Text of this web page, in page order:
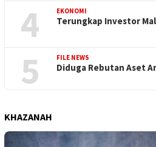
4 EKONOMI
Terungkap Investor
5 FILE NEWS
Diduga Rebutan Aset
KHAZANAH